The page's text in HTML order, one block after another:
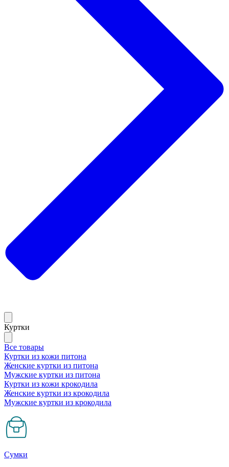
Куртки
Все товары
Куртки из кожи питона
Женские куртки из питона
Мужские куртки из питона
Куртки из кожи крокодила
Женские куртки из крокодила
Мужские куртки из крокодила
Сумки